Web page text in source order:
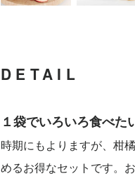
DETAIL
１袋でいろいろ食べた
時期にもよりますが、柑
めるお得なセットです。